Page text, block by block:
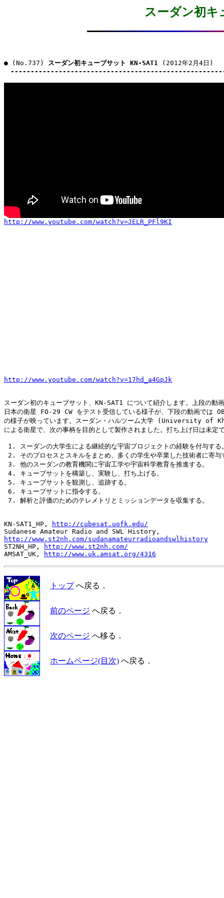
スーダン初キ
● (No.737) スーダン初キューブサット KN-SAT1
(2012年2月4日)
http://www.youtube.com/watch?v=JELR_PFl9KI
http://www.youtube.com/watch?v=17hd_a4GpJk
スーダン初のキューブサット、KN-SAT1 について紹介します。上段の動
日本の衛星 FO-29 CW をテスト受信している様子が、下段の動画では
の様子が映っています。スーダン・ハルツーム大学 (University of
による衛星で、次の事柄を目的として製作されました。打ち上げ日は未定
1. スーダンの大学生による継続的な宇宙プロジェクトの経験を付与する
2. そのプロセスとスキルをまとめ、多くの学生や卒業した技術者に寄与
3. 他のスーダンの教育機関に宇宙工学や宇宙科学教育を推進する。
4. キューブサットを構築し、実験し、打ち上げる。
5. キューブサットを観測し、追跡する。
6. キューブサットに指令する。
7. 解析と評価のためのテレメトリとミッションデータを収集する。
KN-SAT1_HP,
http://cubesat.uofk.edu/
http://www.st2nh.com/sudanamateurradioandswlhistory
ST2NH_HP,
http://www.st2nh.com/
AMSAT_UK,
http://www.uk.amsat.org/4316
トップへ戻る．
前のページ へ戻る．
次のページ へ移る．
ホームページ(目次) へ戻る．